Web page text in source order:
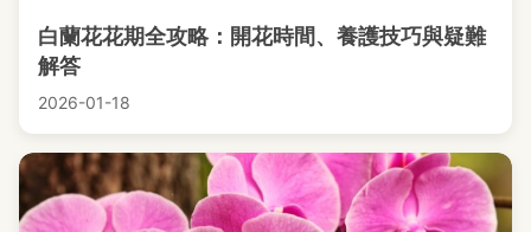
白蘭花花期全攻略：開花時間、養護技巧與疑難
解答
2026-01-18